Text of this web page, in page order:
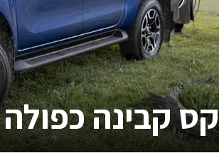
קבינה כפולה